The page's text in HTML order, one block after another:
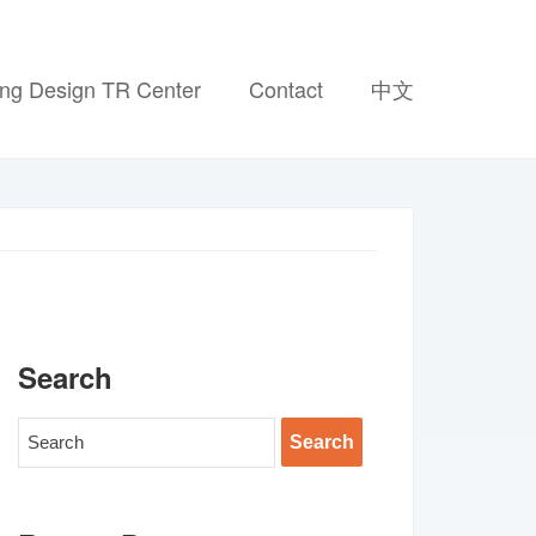
Design TR Center Contact 中文
Search